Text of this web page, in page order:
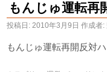
もんじゅ運転再
投稿日: 2010年3月9日 作成者:
もんじゅ運転再開反対